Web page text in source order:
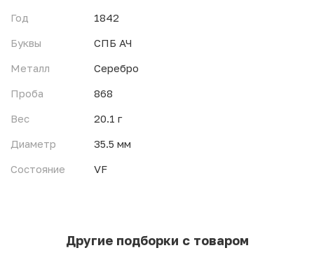
Год
1842
Буквы
СПБ АЧ
Металл
Серебро
Проба
868
Вес
20.1 г
Диаметр
35.5 мм
Состояние
VF
Другие подборки с товаром